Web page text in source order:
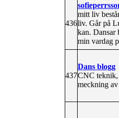
436
mitt liv
liv. Går på
kan. Dansar
min vardag
437
Dans blogg
CNC teknik,
meckning